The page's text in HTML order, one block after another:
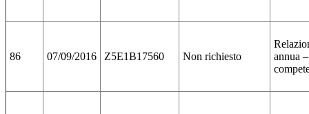
86 07/09/2016 Z5E1B17560 Non richiesto
annua